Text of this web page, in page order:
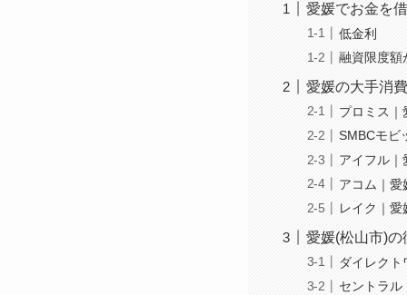
愛媛でお金を
低金利
融資限度額
愛媛の大手消
プロミス｜
SMBCモビ
アイフル｜
アコム｜愛
レイク｜
愛媛(松山市)の
ダイレクト
セントラル